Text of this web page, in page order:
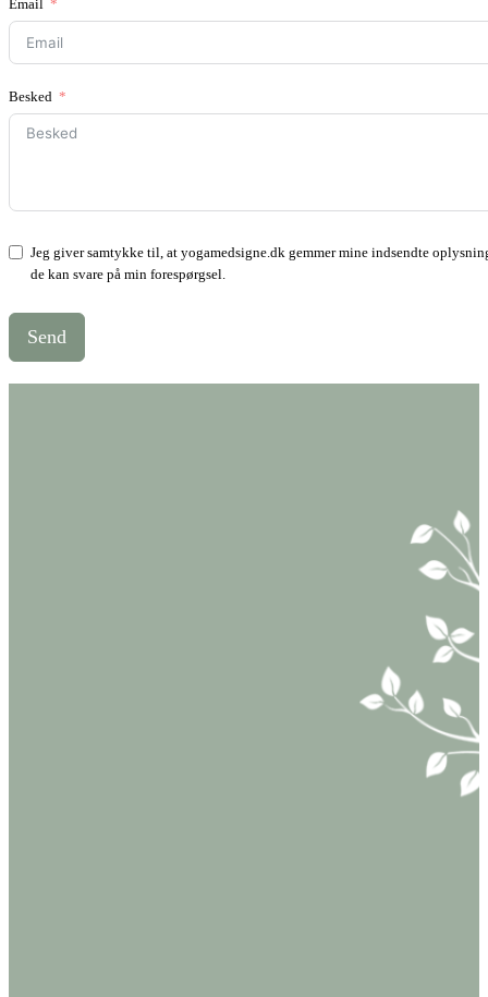
Email
Besked
Jeg giver samtykke til, at yogamedsigne.dk gemmer mine indsendte
de kan svare på min forespørgsel.
Send